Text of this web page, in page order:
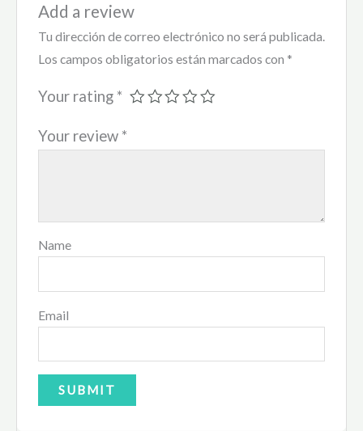
Add a review
Tu dirección de correo electrónico no será publicada.
Los campos obligatorios están marcados con *
Your rating *
Your review *
Name
Email